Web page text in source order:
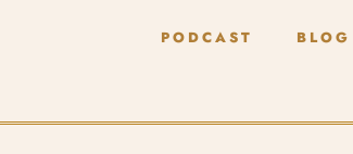
PODCAST BLOG